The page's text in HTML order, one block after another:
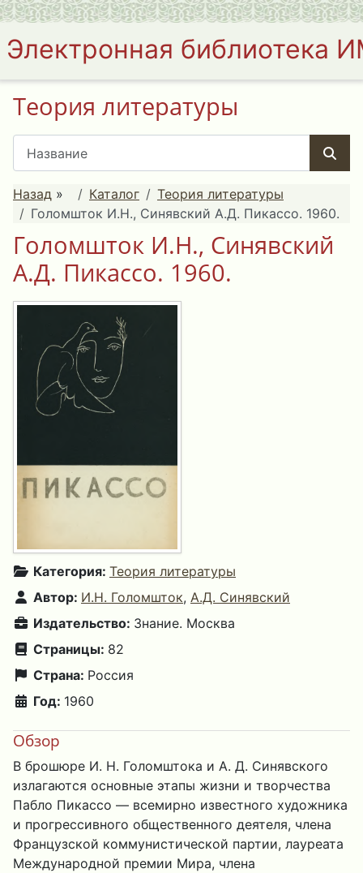
Электронная библиотека
Теория литературы
Назад » Каталог
Теория литературы
Голомшток И.Н., Синявский А.Д. Пикассо. 1960.
Голомшток И.Н., Синявский
А.Д. Пикассо. 1960.
Категория: Теория литературы
Автор: И.Н. Голомшток, А.Д. Синявский
Издательство: Знание. Москва
Страницы: 82
Страна: Россия
Год: 1960
Обзор
В брошюре И. Н. Голомштока и А. Д. Синявского
излагаются основные этапы жизни и творчества
Пабло Пикассо — всемирно известного художника
и прогрессивного общественного деятеля, члена
Французской коммунистической партии, лауреата
Международной премии Мира, члена